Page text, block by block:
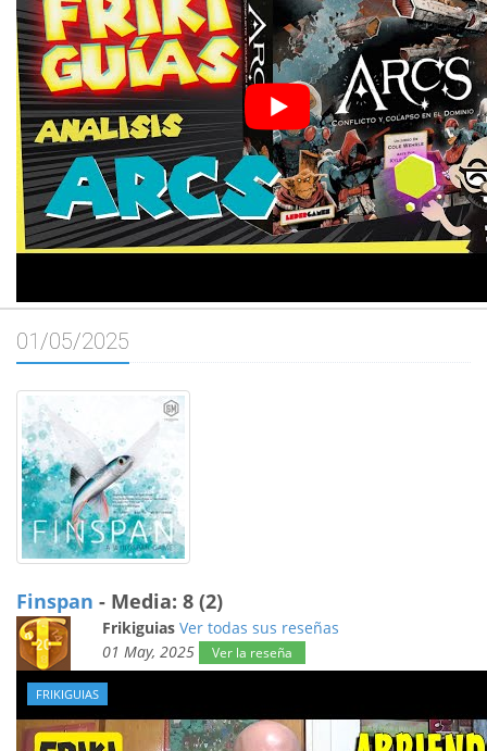
01/05/2025
Finspan - Media: 8 (2)
Frikiguias Ver todas sus reseñas
01 May, 2025
Ver la reseña
FRIKIGUIAS